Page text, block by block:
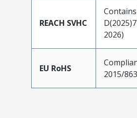
REACH SVHC
2026)
EU RoHS
2015/863